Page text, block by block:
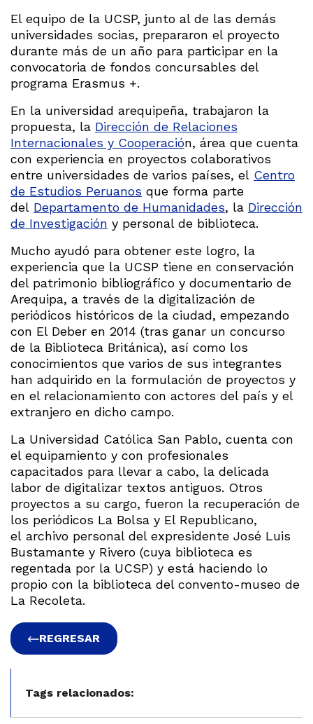
El equipo de la UCSP, junto al de las demás
universidades socias, prepararon el proyecto
durante más de un año para participar en la
convocatoria de fondos concursables del
programa Erasmus +.
En la universidad arequipeña, trabajaron la
propuesta, la Dirección de Relaciones
Internacionales y Cooperación, área que cuenta
con experiencia en proyectos colaborativos
entre universidades de varios países, el Centro
de Estudios Peruanos que forma parte
del Departamento de Humanidades, la Dirección
de Investigación y personal de biblioteca.
Mucho ayudó para obtener este logro, la
experiencia que la UCSP tiene en conservación
del patrimonio bibliográfico y documentario de
Arequipa, a través de la digitalización de
periódicos históricos de la ciudad, empezando
con El Deber en 2014 (tras ganar un concurso
de la Biblioteca Británica), así como los
conocimientos que varios de sus integrantes
han adquirido en la formulación de proyectos y
en el relacionamiento con actores del país y el
extranjero en dicho campo.
La Universidad Católica San Pablo, cuenta con
el equipamiento y con profesionales
capacitados para llevar a cabo, la delicada
labor de digitalizar textos antiguos. Otros
proyectos a su cargo, fueron la recuperación de
los periódicos La Bolsa y El Republicano,
el archivo personal del expresidente José Luis
Bustamante y Rivero (cuya biblioteca es
regentada por la UCSP) y está haciendo lo
propio con la biblioteca del convento-museo de
La Recoleta.
REGRESAR
Tags relacionados: